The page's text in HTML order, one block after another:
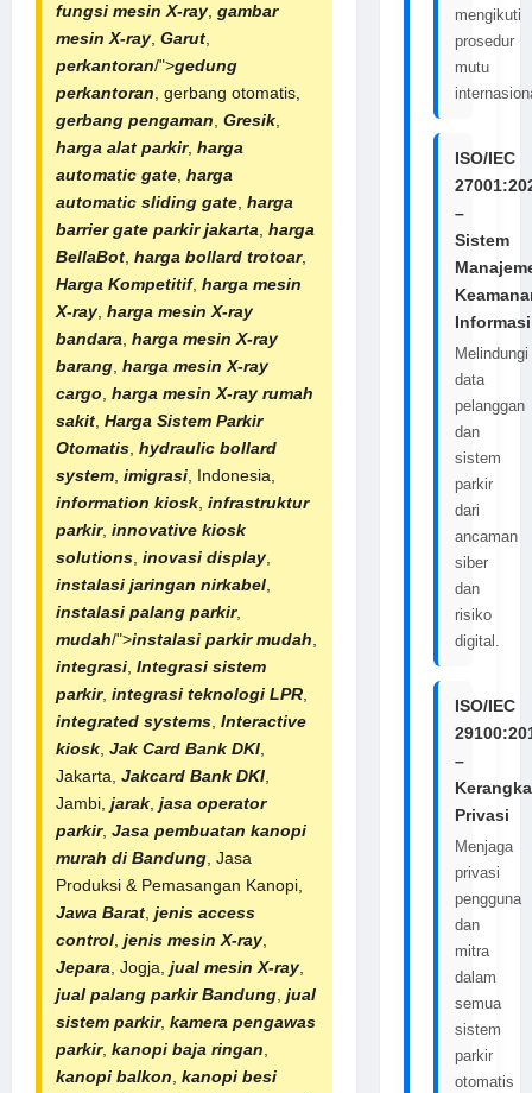
fungsi mesin X-ray, gambar
mesin X-ray, Garut,
perkantoran/">gedung
perkantoran, gerbang otomatis,
gerbang pengaman, Gresik,
harga alat parkir, harga
automatic gate, harga
automatic sliding gate, harga
barrier gate parkir jakarta, harga
BellaBot, harga bollard trotoar,
Harga Kompetitif, harga mesin
X-ray, harga mesin X-ray
bandara, harga mesin X-ray
barang, harga mesin X-ray
cargo, harga mesin X-ray rumah
sakit, Harga Sistem Parkir
Otomatis, hydraulic bollard
system, imigrasi, Indonesia,
information kiosk, infrastruktur
parkir, innovative kiosk
solutions, inovasi display,
instalasi jaringan nirkabel,
instalasi palang parkir,
mudah/">instalasi parkir mudah,
integrasi, Integrasi sistem
parkir, integrasi teknologi LPR,
integrated systems, Interactive
kiosk, Jak Card Bank DKI,
Jakarta, Jakcard Bank DKI,
Jambi, jarak, jasa operator
parkir, Jasa pembuatan kanopi
murah di Bandung, Jasa
Produksi & Pemasangan Kanopi,
Jawa Barat, jenis access
control, jenis mesin X-ray,
Jepara, Jogja, jual mesin X-ray,
jual palang parkir Bandung, jual
sistem parkir, kamera pengawas
parkir, kanopi baja ringan,
kanopi balkon, kanopi besi
mengikuti
prosedur
mutu
ISO/IEC
–
Sistem
Informasi
Melindungi
data
pelanggan
dan
sistem
parkir
dari
ancaman
siber
dan
risiko
digital.
ISO/IEC
–
Kerangka
Privasi
Menjaga
privasi
pengguna
dan
mitra
dalam
semua
sistem
parkir
otomatis